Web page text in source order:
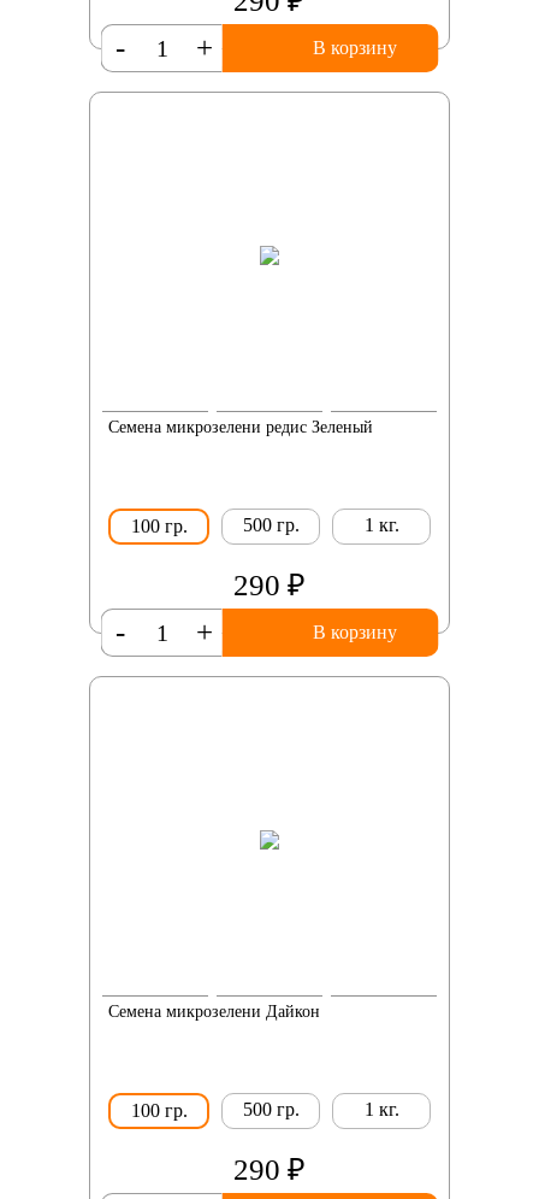
+
- В корзину
Семена микрозелени редис Зеленый
100 гр. 500 гр. 1 кг.
290 ₽
+
- В корзину
Семена микрозелени Дайкон
100 гр. 500 гр. 1 кг.
290 ₽